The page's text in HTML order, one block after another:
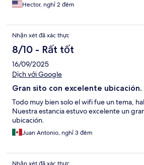
Hector, nghỉ 2 đêm
Nhận xét đã xác thực
8/10 - Rất tốt
16/09/2025
Dịch với Google
Gran sito con excelente ubicación.
Todo muy bien solo el wifi fue un tema,
Nuestra estancia estuvo excelente un
ubicación.
Juan Antonio, nghỉ 3 đêm